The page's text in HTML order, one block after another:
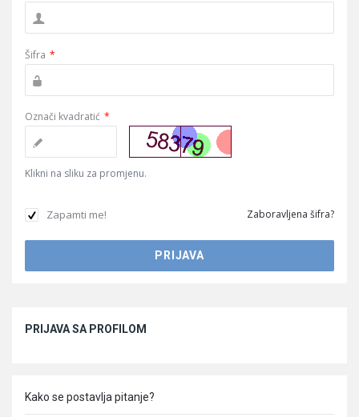
Šifra *
Označi kvadratić *
Klikni na sliku za promjenu.
Zapamti me! Zaboravljena šifra?
PRIJAVA SA PROFILOM
Kako se postavlja pitanje?